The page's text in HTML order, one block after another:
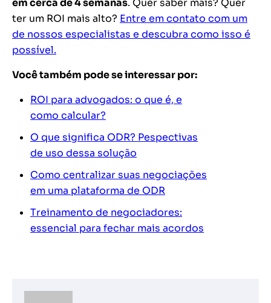
em cerca de 4 semanas. Quer saber mais? Quer
ter um ROI mais alto? Entre em contato com um
de nossos especialistas e descubra como isso é
possível.
Você também pode se interessar por:
ROI para advogados: o que é, e
como calcular?
O que significa ODR? Pespectivas
de uso dessa solução
Como centralizar suas negociações
em uma plataforma de ODR
Treinamento de negociadores:
essencial para fechar mais acordos